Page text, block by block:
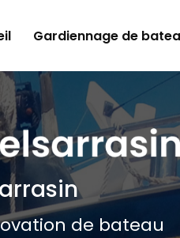
Gardiennage de
de bateau